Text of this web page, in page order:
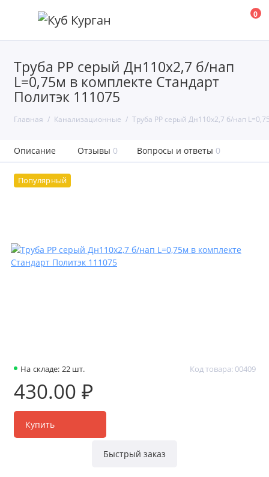
0
Труба PP серый Дн110х2,7 б/нап
L=0,75м в комплекте Стандарт
Политэк 111075
Главная Канализационные Труба PP серый Дн110х2,7 б/нап
Описание Отзывы 0 Вопросы и ответы 0
Популярный
На складе: 22 шт. Код товара: 00409
430.00 ₽
Купить
Быстрый заказ